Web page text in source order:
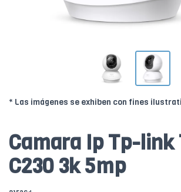
* Las imágenes se exhiben con fines
Camara Ip Tp-link
C230 3k 5mp